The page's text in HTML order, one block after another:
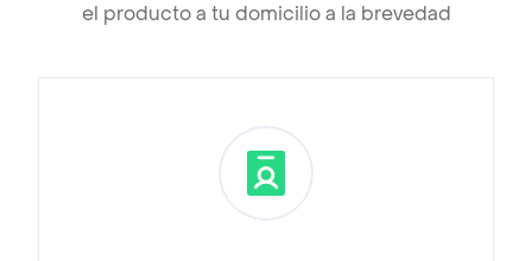
el producto a tu domicilio a la brevedad